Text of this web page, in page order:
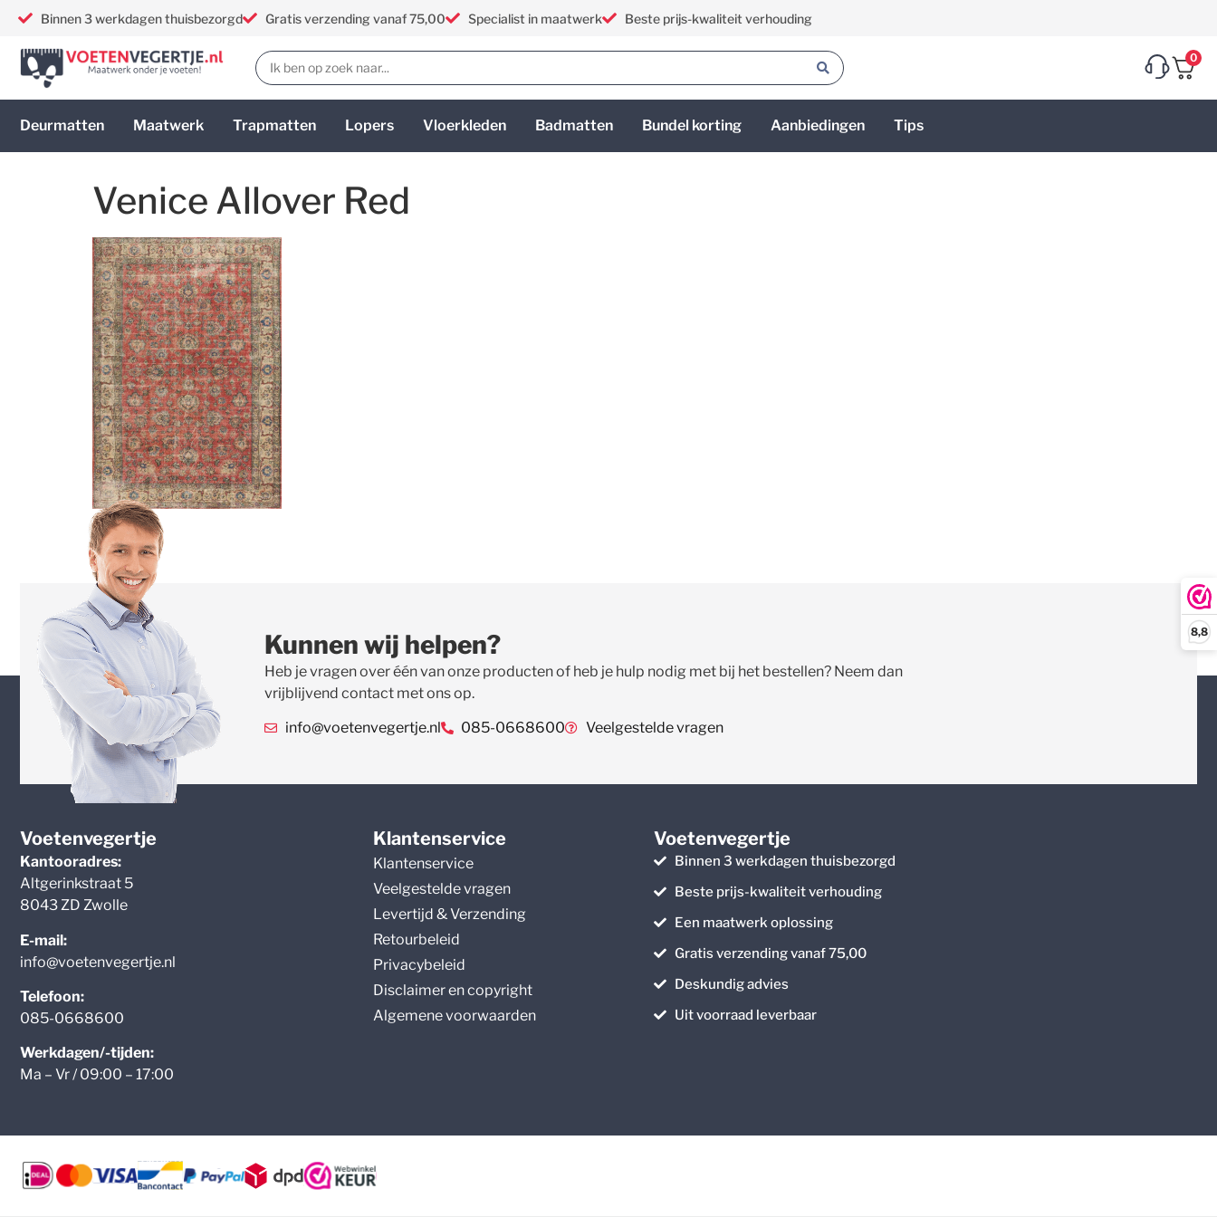
8,8
Binnen 3 werkdagen thuisbezorgd Gratis verzending vanaf 75,00 Specialist in maatwerk Beste prijs-kwaliteit verhouding
0
Deurmatten Maatwerk Trapmatten Lopers Vloerkleden Badmatten Bundel korting Aanbiedingen Tips
Venice Allover Red
Kunnen wij helpen?
Heb je vragen over één van onze producten of heb je hulp nodig met bij het bestellen? Neem dan
vrijblijvend contact met ons op.
info@voetenvegertje.nl 085-0668600 Veelgestelde vragen
Voetenvegertje
Kantooradres:
Altgerinkstraat 5
8043 ZD Zwolle
E-mail:
info@voetenvegertje.nl
Telefoon:
085-0668600
Werkdagen/-tijden:
Ma – Vr / 09:00 – 17:00
Klantenservice
Klantenservice
Veelgestelde vragen
Levertijd & Verzending
Retourbeleid
Privacybeleid
Disclaimer en copyright
Algemene voorwaarden
Voetenvegertje
Binnen 3 werkdagen thuisbezorgd
Beste prijs-kwaliteit verhouding
Een maatwerk oplossing
Gratis verzending vanaf 75,00
Deskundig advies
Uit voorraad leverbaar